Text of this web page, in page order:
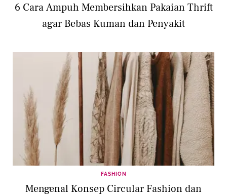
6 Cara Ampuh Membersihkan Pakaian Thrift
agar Bebas Kuman dan Penyakit
FASHION
Mengenal Konsep Circular Fashion dan